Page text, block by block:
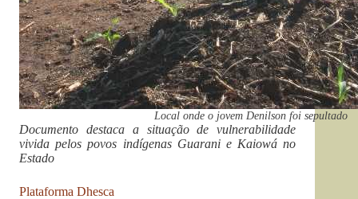
Local onde o jovem Denilson foi sepultado
Documento destaca a situação de vulnerabilidade
vivida pelos povos indígenas Guarani e Kaiowá no
Estado
Plataforma Dhesca